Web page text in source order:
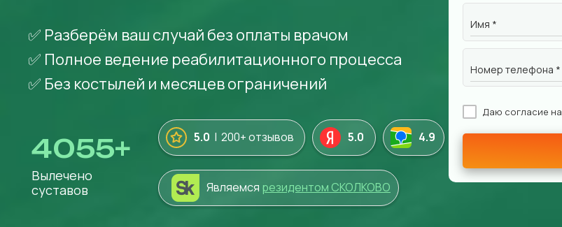
✅ Разберём ваш случай без оплаты врачом
✅ Полное ведение реабилитационного процесса
✅ Без костылей и месяцев ограничений
4055+
Вылечено
суставов
5.0 | 200+ отзывов 5.0 4.9
Являемся резидентом СКОЛКОВО
Имя *
Номер телефона *
Даю согласие на